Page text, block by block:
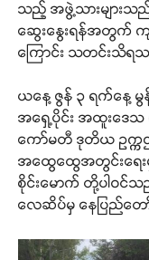
သည့် အဖွဲ့သားများ
ဆွေးနွေးရန်အတွက်
ကြောင်း သတင်းသိရ
ယနေ့ ဇွန် ၃ ရက်နေ့ မွ
အရှေ့ပိုင်း အထူးဒေသ (၄
ကော်မတီ ဒုတိယ ဥက္ကဌ
အထွေထွေအတွင်းရေးမှူ
စိုင်းမောက် တို့ပါဝင်
လေဆိပ်မှ နေပြည်တေ